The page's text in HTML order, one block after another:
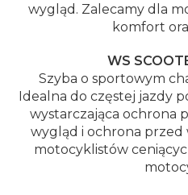
wygląd. Zalecamy dla
komfort
WS
Szyba o sportowym
Idealna do częstej jazdy
wystarczająca ochrona
wygląd i ochrona przed
motocyklistów